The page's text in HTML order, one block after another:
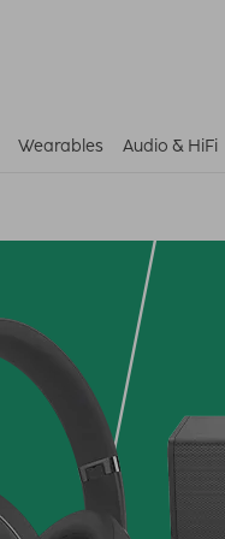
Wearables Audio & HiFi